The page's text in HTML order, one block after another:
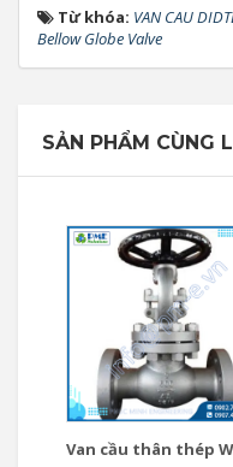
Từ khóa: VAN CAU
Bellow Globe Valve
SẢN PHẨM CÙNG
Van cầu thân thép